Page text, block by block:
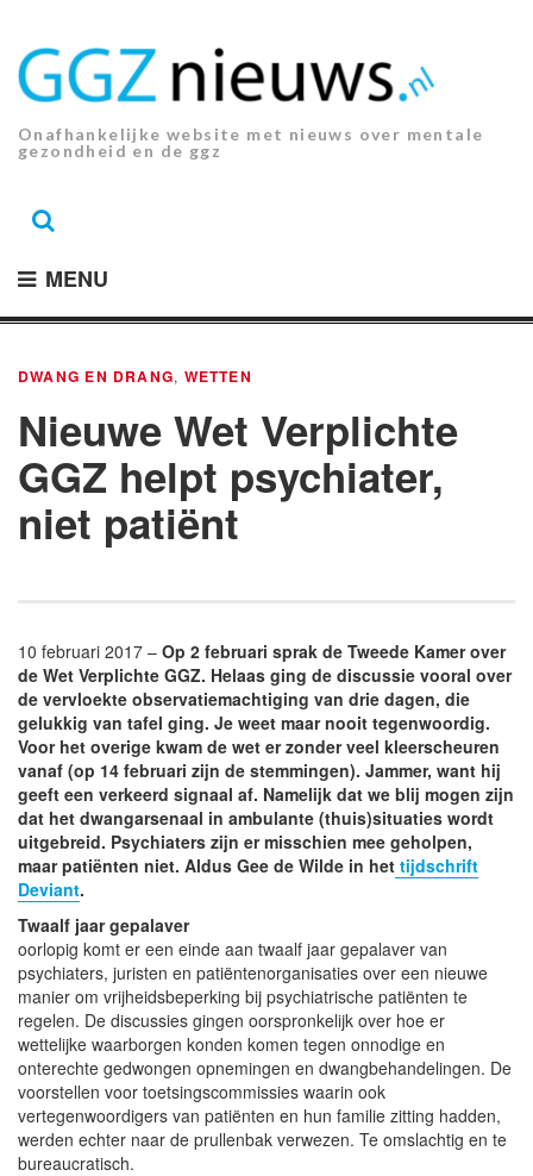
inhoud.
Onafhankelijke website met nieuws over mentale
gezondheid en de ggz
MENU
DWANG EN DRANG, WETTEN
Nieuwe Wet Verplichte
GGZ helpt psychiater,
niet patiënt
10 februari 2017 – Op 2 februari sprak de Tweede Kamer over
de Wet Verplichte GGZ. Helaas ging de discussie vooral over
de vervloekte observatiemachtiging van drie dagen, die
gelukkig van tafel ging. Je weet maar nooit tegenwoordig.
Voor het overige kwam de wet er zonder veel kleerscheuren
vanaf (op 14 februari zijn de stemmingen). Jammer, want hij
geeft een verkeerd signaal af. Namelijk dat we blij mogen zijn
dat het dwangarsenaal in ambulante (thuis)situaties wordt
uitgebreid. Psychiaters zijn er misschien mee geholpen,
maar patiënten niet. Aldus Gee de Wilde in het tijdschrift
Deviant.
Twaalf jaar gepalaver
oorlopig komt er een einde aan twaalf jaar gepalaver van
psychiaters, juristen en patiëntenorganisaties over een nieuwe
manier om vrijheidsbeperking bij psychiatrische patiënten te
regelen. De discussies gingen oorspronkelijk over hoe er
wettelijke waarborgen konden komen tegen onnodige en
onterechte gedwongen opnemingen en dwangbehandelingen. De
voorstellen voor toetsingscommissies waarin ook
vertegenwoordigers van patiënten en hun familie zitting hadden,
werden echter naar de prullenbak verwezen. Te omslachtig en te
bureaucratisch.